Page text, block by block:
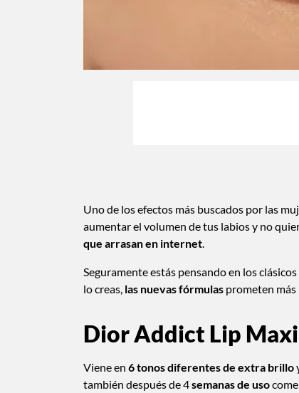
Uno de los efectos más buscados por las
aumentar el volumen de tus labios y no
que arrasan en internet
Seguramente estás pensando en los
lo creas, las nuevas fórmulas prometen más
Dior Addict Lip
Viene en 6 tonos diferentes de extra brillo
también después de 4semanas de uso